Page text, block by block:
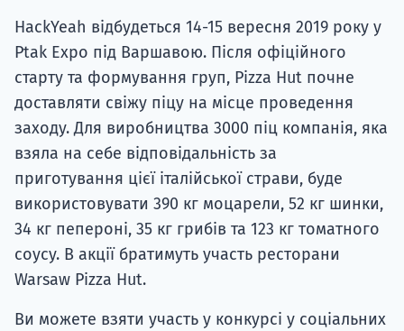
HackYeah відбудеться 14-15 вересня 2019 року у
Ptak Expo під Варшавою. Після офіційного
старту та формування груп, Pizza Hut почне
доставляти свіжу піцу на місце проведення
заходу. Для виробництва 3000 піц компанія, яка
взяла на себе відповідальність за
приготування цієї італійської страви, буде
використовувати 390 кг моцарели, 52 кг шинки,
34 кг пепероні, 35 кг грибів та 123 кг томатного
соусу. В акції братимуть участь ресторани
Warsaw Pizza Hut.
Ви можете взяти участь у конкурсі у соціальних